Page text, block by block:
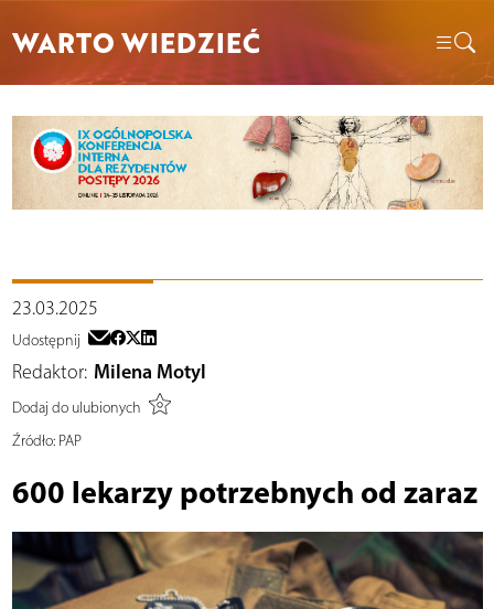
WARTO WIEDZIEĆ
23.03.2025
Udostępnij
Redaktor: Milena Motyl
Dodaj do ulubionych
Źródło:PAP
600 lekarzy potrzebnych od zaraz